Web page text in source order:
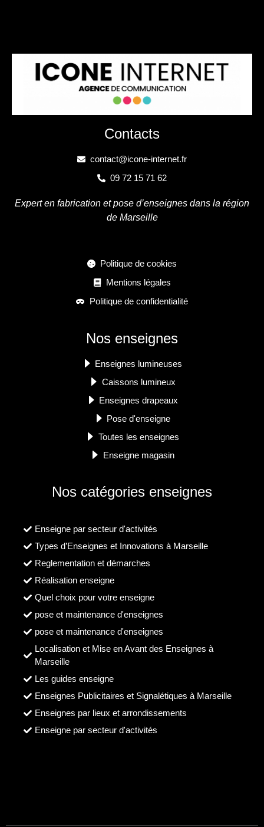
Contacts
contact@icone-internet.fr
09 72 15 71 62
Expert en fabrication et pose d’enseignes dans la région
de Marseille
Politique de cookies
Mentions légales
Politique de confidentialité
Nos enseignes
Enseignes lumineuses
Caissons lumineux
Enseignes drapeaux
Pose d'enseigne
Toutes les enseignes
Enseigne magasin
Nos catégories enseignes
Enseigne par secteur d'activités
Types d’Enseignes et Innovations à Marseille
Reglementation et démarches
Réalisation enseigne
Quel choix pour votre enseigne
pose et maintenance d'enseignes
pose et maintenance d'enseignes
Localisation et Mise en Avant des Enseignes à
Marseille
Les guides enseigne
Enseignes Publicitaires et Signalétiques à Marseille
Enseignes par lieux et arrondissements
Enseigne par secteur d'activités